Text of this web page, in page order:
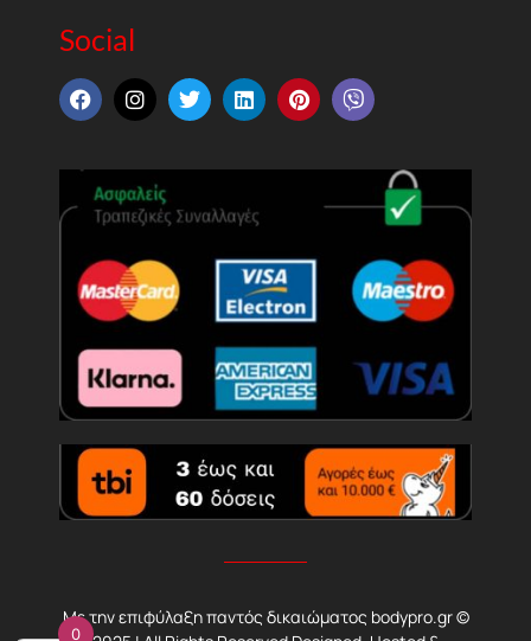
Social
Με την επιφύλαξη παντός δικαιώματος bodypro.gr ©
0